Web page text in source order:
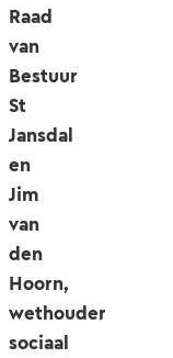
Raad
van
Bestuur
St
Jansdal
en
Jim
van
den
Hoorn,
wethouder
sociaal